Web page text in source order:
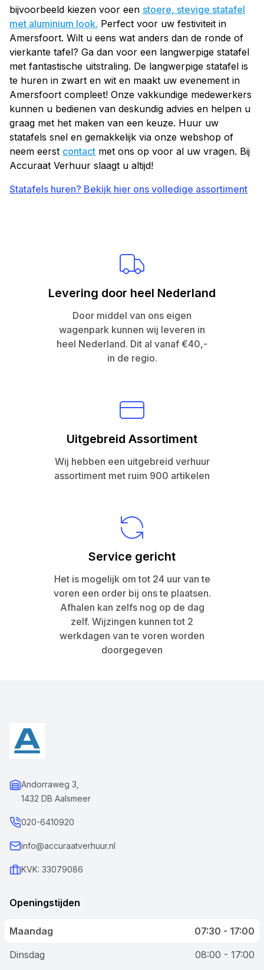
bijvoorbeeld kiezen voor een stoere, stevige statafel
met aluminium look. Perfect voor uw festiviteit in
Amersfoort. Wilt u eens wat anders dan de ronde of
vierkante tafel? Ga dan voor een langwerpige statafel
met fantastische uitstraling. De langwerpige statafel is
te huren in zwart en wit en maakt uw evenement in
Amersfoort compleet! Onze vakkundige medewerkers
kunnen u bedienen van deskundig advies en helpen u
graag met het maken van een keuze. Huur uw
statafels snel en gemakkelijk via onze webshop of
neem eerst contact met ons op voor al uw vragen. Bij
Accuraat Verhuur slaagt u altijd!
Statafels huren? Bekijk hier ons volledige assortiment
Levering door heel Nederland
Door middel van ons eigen
wagenpark kunnen wij leveren in
heel Nederland. Dit al vanaf €40,-
in de regio.
Uitgebreid Assortiment
Wij hebben een uitgebreid verhuur
assortiment met ruim 900 artikelen
Service gericht
Het is mogelijk om tot 24 uur van te
voren een order bij ons te plaatsen.
Afhalen kan zelfs nog op de dag
zelf. Wijzingen kunnen tot 2
werkdagen van te voren worden
doorgegeven
Andorraweg 3,
1432 DB Aalsmeer
020-6410920
info@accuraatverhuur.nl
KVK: 33079086
Openingstijden
Maandag
07:30 - 17:00
Dinsdag
08:00 - 17:00